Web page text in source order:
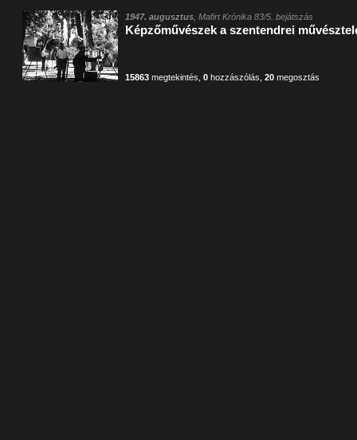
1947. augusztus , Mafirt Krónika 83/5. bejátszás
Képzőművészek a szentendrei
15863 megtekintés ,0 hozzászólás ,20 megosztás